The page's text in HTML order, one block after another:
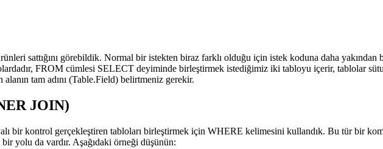
sattığını görebildik. Normal bir istekten biraz farklı olduğu için istek koduna daha
FROM cümlesi SELECT deyiminde birleştirmek istediğimiz iki tabloyu içerir, tablolar
tam adını (Table.Field) belirtmeniz gerekir.
JOIN)
bir kontrol gerçekleştiren tabloları birleştirmek için WHERE kelimesini kullandık. Bu tür bir
yolu da vardır. Aşağıdaki örneği düşünün: